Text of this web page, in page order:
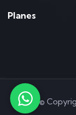
Planes
©